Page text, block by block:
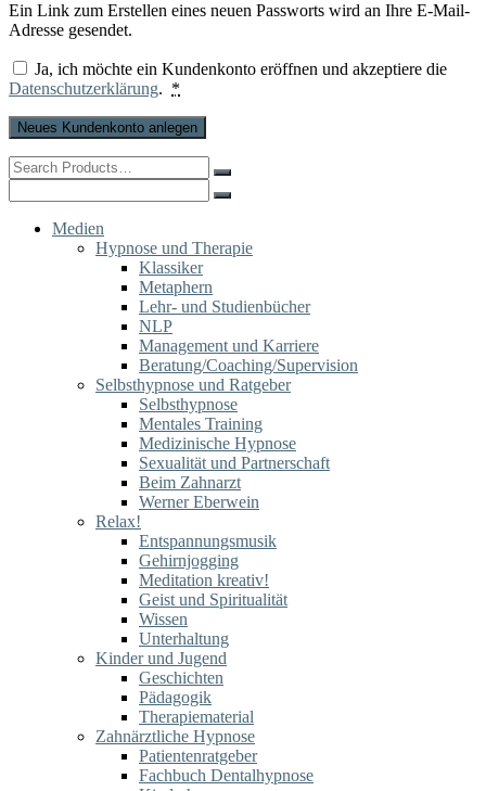
Ein Link zum Erstellen eines neuen Passworts wird an Ihre E-Mail-
Adresse gesendet.
Ja, ich möchte ein Kundenkonto eröffnen und akzeptiere die
Datenschutzerklärung. *
Neues Kundenkonto anlegen
Search
for:
for:
Medien
Hypnose und Therapie
Klassiker
Metaphern
Lehr- und Studienbücher
NLP
Management und Karriere
Beratung/Coaching/Supervision
Selbsthypnose und Ratgeber
Selbsthypnose
Mentales Training
Medizinische Hypnose
Sexualität und Partnerschaft
Beim Zahnarzt
Werner Eberwein
Relax!
Entspannungsmusik
Gehirnjogging
Meditation kreativ!
Geist und Spiritualität
Wissen
Unterhaltung
Kinder und Jugend
Geschichten
Pädagogik
Therapiematerial
Zahnärztliche Hypnose
Patientenratgeber
Fachbuch Dentalhypnose